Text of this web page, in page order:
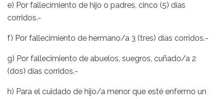
e) Por fallecimiento de hijo o padres, cinco (5) días
corridos.-
f) Por fallecimiento de hermano/a 3 (tres) días corridos.-
g) Por fallecimiento de abuelos, suegros, cuñado/a 2
(dos) días corridos.-
h) Para el cuidado de hijo/a menor que esté enfermo un